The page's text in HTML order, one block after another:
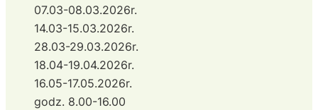
07.03-08.03.2026r.
14.03-15.03.2026r.
28.03-29.03.2026r.
18.04-19.04.2026r.
16.05-17.05.2026r.
godz. 8.00-16.00